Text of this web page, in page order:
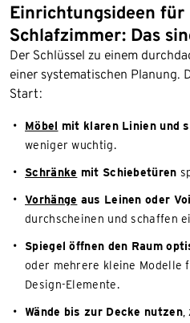
Einrichtungsideen für
Schlafzimmer: Das
Der Schlüssel zu einem
einer systematischen Planung.
Start:
Möbel mit klaren Linien und
weniger wuchtig.
Schränke mit Schiebetüren
Vorhänge aus Leinen oder
durchscheinen und schaffen
Spiegel öffnen den Raum
oder mehrere kleine Modelle
Design-Elemente.
Wände bis zur Decke nutzen,